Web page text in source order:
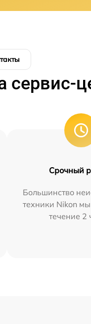
сервис-
Срочный
Большинство
техники Nikon
течение 2